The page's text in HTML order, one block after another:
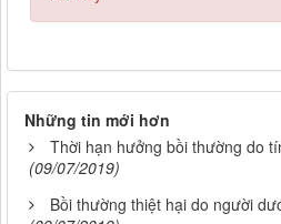
Những tin mới hơn
Thời hạn hưởng bồi thường do
(09/07/2019)
Bồi thường thiệt hại do người